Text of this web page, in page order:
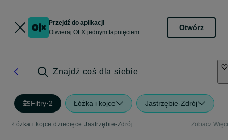
Przejdź do aplikacji
Otwieraj OLX jednym tapnięciem
Otwórz
Znajdź coś dla siebie
Filtry·2 Łóżka i kojce Jastrzębie-Zdrój
Łóżka i kojce dziecięce Jastrzębie-Zdrój Zobacz